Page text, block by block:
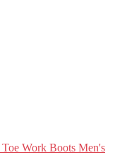
Work Boots Men's